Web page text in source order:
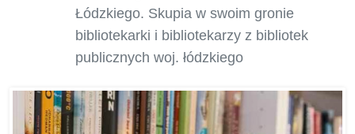
Łódzkiego. Skupia w swoim gronie
bibliotekarki i bibliotekarzy z bibliotek
publicznych woj. łódzkiego